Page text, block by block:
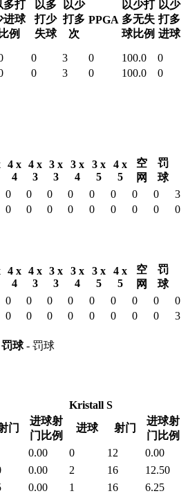
多打
进球
比例
以多
打少
失球
以少
打多
次
PPGA
以少打
多无失
球比例
以少
打多
进球
0 3 0 100.0
0
0 3 0 100.0
0
4 x
4
4 x
3
3 x
3
3 x
4
3 x
5
4 x
5
空
网
罚
球
0 0 0 0 0 0 0 0
3
0 0 0 0 0 0 0 0 0
4 x
4
4 x
3
3 x
3
3 x
4
3 x
5
4 x
5
空
网
罚
球
0 0 0 0 0 0 0 0
0
0 0 0 0 0 0 0 0
3
罚球- 罚球
Kristall S
门
进球射
门比例
进球 射门
进球射
门比例
0.00 0 12
0.00
0.00 2 16
12.50
0.00 1 16
6.25